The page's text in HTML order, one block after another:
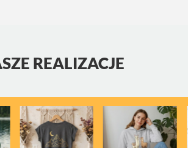
REALIZACJE